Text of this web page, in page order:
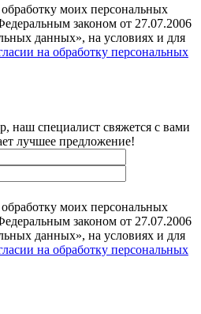
моих персональных
законом от 27.07.2006
данных», на условиях и для
на обработку персональных
наш специалист свяжется с вами
лучшее предложение!
моих персональных
законом от 27.07.2006
данных», на условиях и для
на обработку персональных